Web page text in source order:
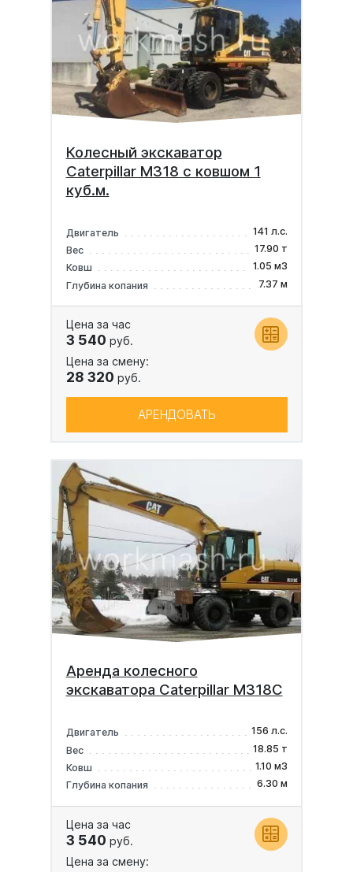
Колесный экскаватор
Caterpillar M318 с ковшом 1
куб.м.
Двигатель
141 л.с.
Вес
17.90 т
Ковш
1.05 м3
Глубина копания
7.37 м
Цена за час
3 540 руб.
Цена за смену:
28 320 руб.
АРЕНДОВАТЬ
Аренда колесного
экскаватора Caterpillar M318C
Двигатель
156 л.с.
Вес
18.85 т
Ковш
1.10 м3
Глубина копания
6.30 м
Цена за час
3 540 руб.
Цена за смену: